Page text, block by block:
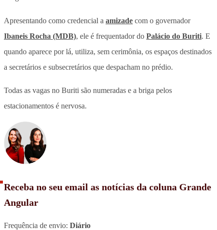
Apresentando como credencial a amizade com o governador
Ibaneis Rocha (MDB), ele é frequentador do Palácio do Buriti. E
quando aparece por lá, utiliza, sem cerimônia, os espaços destinados
a secretários e subsecretários que despacham no prédio.
Todas as vagas no Buriti são numeradas e a briga pelos
estacionamentos é nervosa.
Receba no seu email as notícias da coluna Grande
Angular
Frequência de envio: Diário